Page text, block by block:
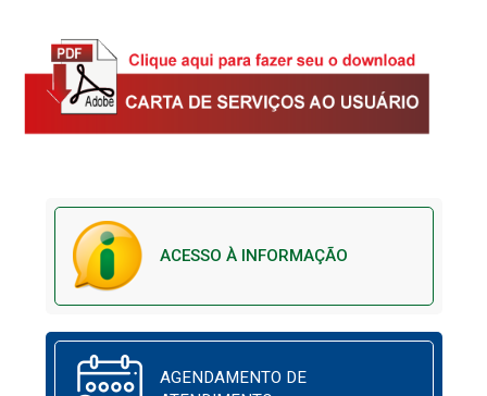
ACESSO À INFORMAÇÃO
AGENDAMENTO DE